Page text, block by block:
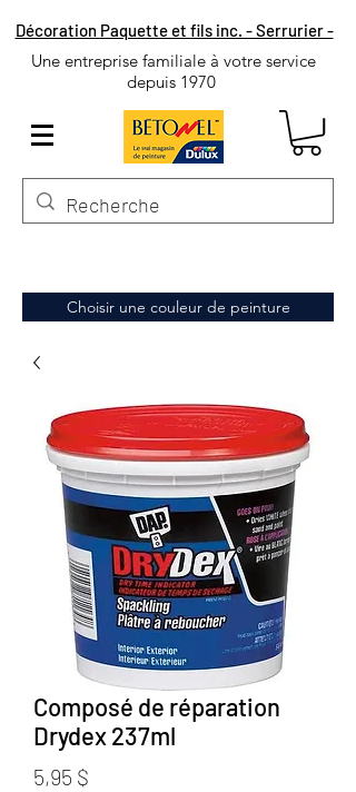
Décoration Paquette et fils inc. - Serrurier -
Une entreprise familiale à votre service
depuis 1970
Choisir une couleur de peinture
Composé de réparation
Drydex 237ml
5,95 $